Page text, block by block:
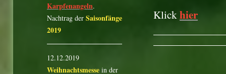
Klickhier
Karpfenangeln.
Nachtrag der Saisonfänge
2019
12.12.2019
Weihnachtsmesse in der